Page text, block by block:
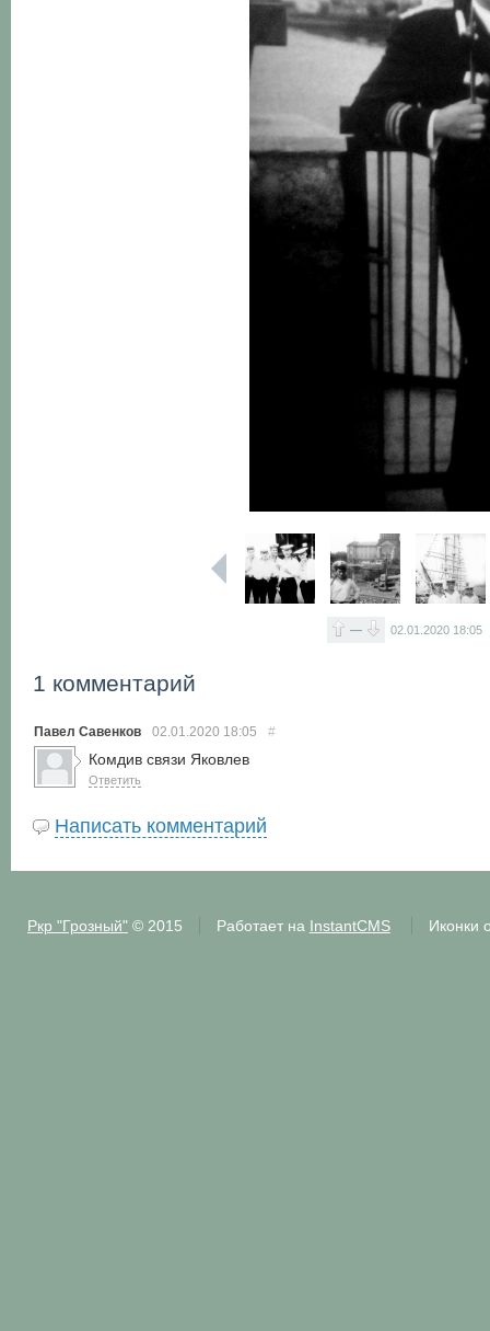
— 02.01.2020 18:05
1 комментарий
Павел Савенков 02.01.2020 18:05 #
Комдив связи Яковлев
Ответить
Написать комментарий
Ркр "Грозный"© 2015 Работает на InstantCMS Иконки